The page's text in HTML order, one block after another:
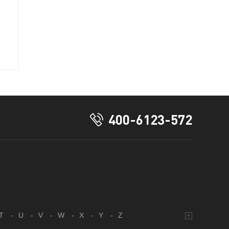
400-6123-572
- U - V - W - X - Y - Z